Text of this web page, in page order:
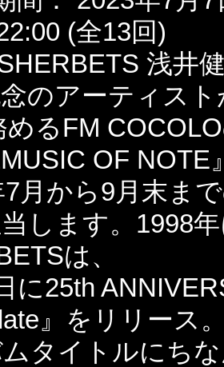
(全13回)
浅井
のアーティス
めるFM
OF NOTE
7月から9月末ま
します。1998
は、
に25th
』をリリース
タイトルにち